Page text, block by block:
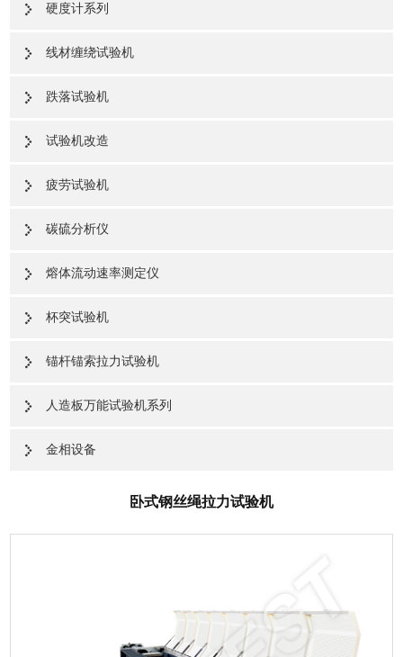
硬度计系列
线材缠绕试验机
跌落试验机
试验机改造
疲劳试验机
碳硫分析仪
熔体流动速率测定仪
杯突试验机
锚杆锚索拉力试验机
人造板万能试验机系列
金相设备
卧式钢丝绳拉力试验机